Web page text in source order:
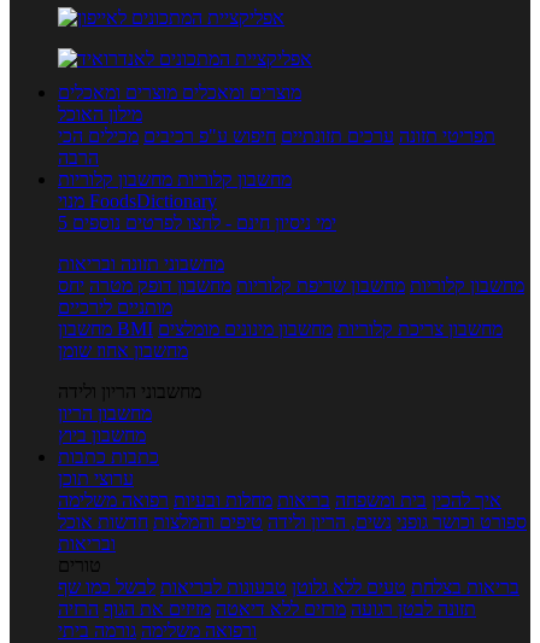
מוצרים ומאכלים מוצרים ומאכלים
מילון האוכל
תפריטי תזונה ערכים תזונתיים חיפוש ע"פ רכיבים מכילים הכי
הרבה
מחשבון קלוריות מחשבון קלוריות
מנוי FoodsDictionary
5 ימי ניסיון חינם - לחצו לפרטים נוספים
מחשבוני תזונה ובריאות
מחשבון קלוריות מחשבון שריפת קלוריות מחשבון דופק מטרה יחס
מותניים לירכיים
מחשבון BMI
מחשבון צריכת קלוריות מחשבון מינונים מומלצים
מחשבון אחוז שומן
מחשבוני הריון ולידה
מחשבון הריון
מחשבון ביוץ
כתבות כתבות
ערוצי תוכן
איך להכין בית ומשפחה בריאות מחלות ובעיות רפואה משלימה
ספורט וכושר גופני נשים, הריון ולידה טיפים והמלצות חדשות אוכל
ובריאות
טורים
בריאות בצלחת טעים ללא גלוטן טבעונות לבריאות לבשל כמו שף
תזונה לבטן רגועה מרזים ללא דיאטה מזיזים את הגוף הרזיה
ורפואה משלימה גורמה ביתי